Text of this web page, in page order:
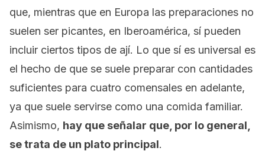
que, mientras que en Europa las preparaciones no
suelen ser picantes, en Iberoamérica, sí pueden
incluir ciertos tipos de ají. Lo que sí es universal es
el hecho de que se suele preparar con cantidades
suficientes para cuatro comensales en adelante,
ya que suele servirse como una comida familiar.
Asimismo, hay que señalar que, por lo general,
se trata de un plato principal.